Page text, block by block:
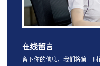
在线留言
留下你的信息，我们将第一时